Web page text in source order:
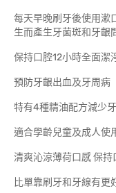
每天早晚刷牙後使用漱
生而產生牙菌斑和牙齦
保持口腔12小時全面潔
預防牙齦出血及牙周病
特有4種精油配方減少
適合學齡兒童及成人使
清爽沁涼薄荷口感 保持
比單靠刷牙和牙線有更